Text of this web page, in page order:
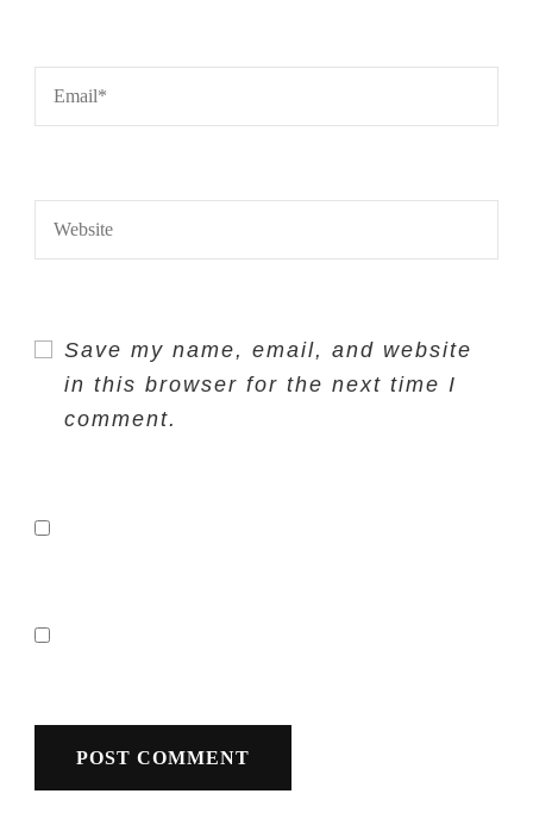
Save my name, email, and website
in this browser for the next time I
comment.